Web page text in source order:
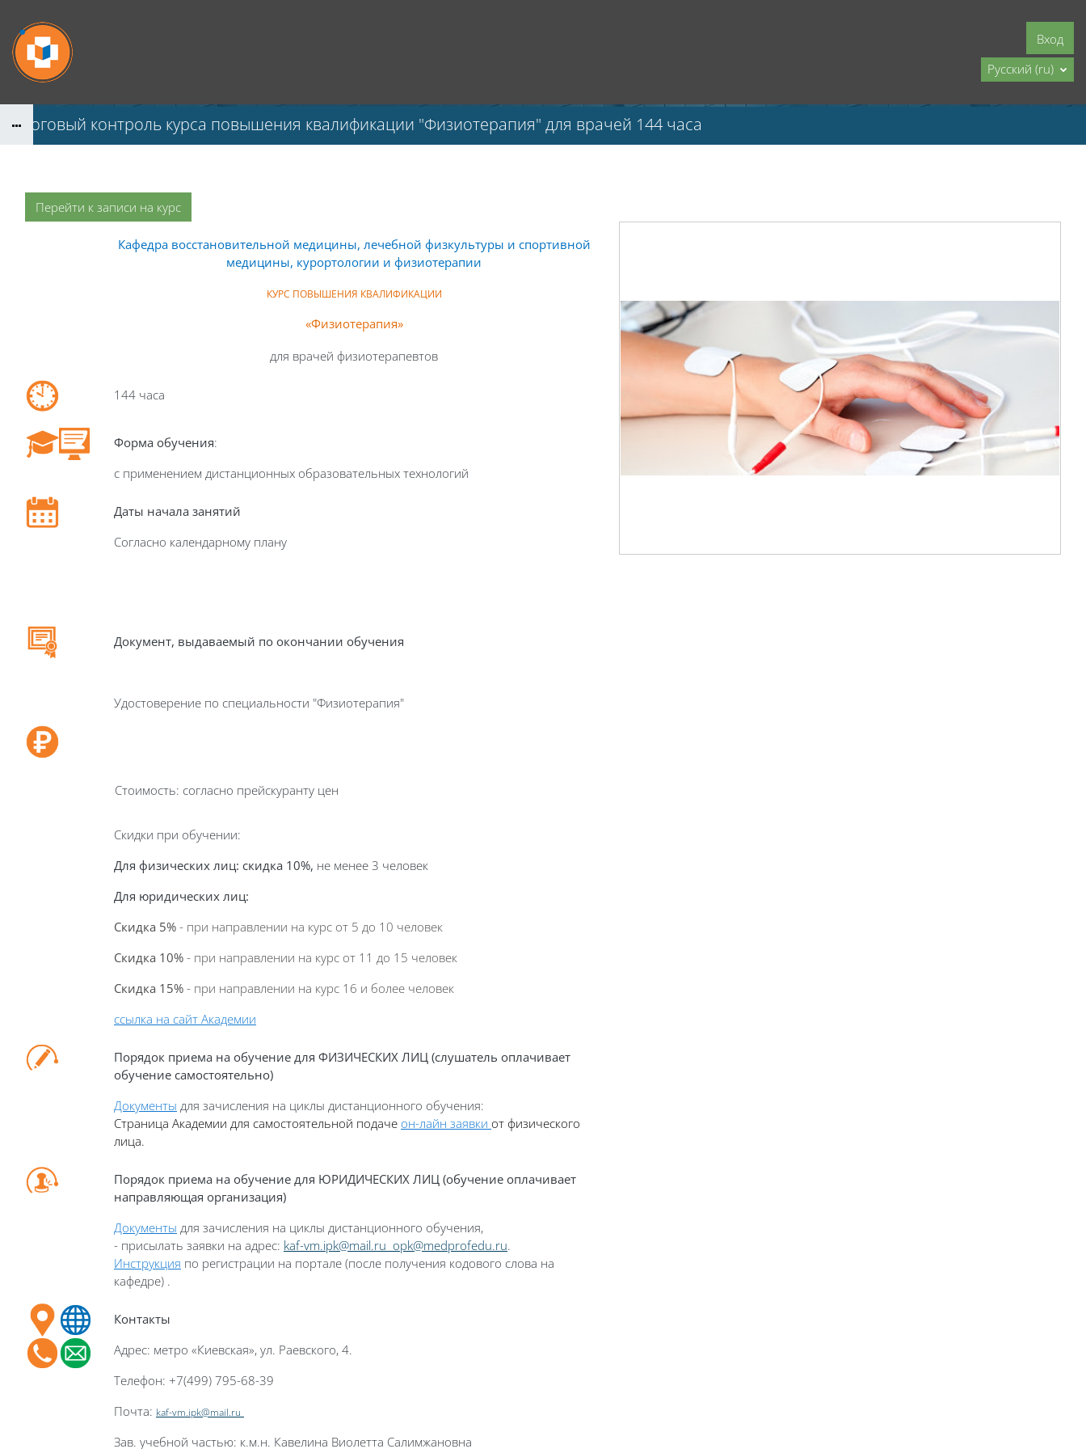
Вход
Русский ‎(ru)‎
Итоговый контроль курса повышения квалификации "Физиотерапия" для врачей 144 часа
Перейти к записи на курс
Кафедра восстановительной медицины, лечебной физкультуры и спортивной
медицины, курортологии и физиотерапии
КУРС ПОВЫШЕНИЯ КВАЛИФИКАЦИИ
«Физиотерапия»
для врачей физиотерапевтов
144 часа
Форма обучения:
с применением дистанционных образовательных технологий
Даты начала занятий
Согласно календарному плану
Документ, выдаваемый по окончании обучения
Удостоверение по специальности "Физиотерапия"
Стоимость: согласно прейскуранту цен
Скидки при обучении:
Для физических лиц: скидка 10%, не менее 3 человек
Для юридических лиц:
Скидка 5% - при направлении на курс от 5 до 10 человек
Скидка 10% - при направлении на курс от 11 до 15 человек
Скидка 15% - при направлении на курс 16 и более человек
ссылка на сайт Академии
Порядок приема на обучение для ФИЗИЧЕСКИХ ЛИЦ (слушатель оплачивает
обучение самостоятельно)
Документы для зачисления на циклы дистанционного обучения:
Страница Академии для самостоятельной подаче он-лайн заявки от физического
лица.
Порядок приема на обучение для ЮРИДИЧЕСКИХ ЛИЦ (обучение оплачивает
направляющая организация)
Документы для зачисления на циклы дистанционного обучения,
- присылать заявки на адрес: kaf-vm.ipk@mail.ru opk@medprofedu.ru.
Инструкция по регистрации на портале (после получения кодового слова на
кафедре) .
Контакты
Адрес: метро «Киевская», ул. Раевского, 4.
Телефон: +7(499) 795-68-39
Почта: kaf-vm.ipk@mail.ru
Зав. учебной частью: к.м.н. Кавелина Виолетта Салимжановна